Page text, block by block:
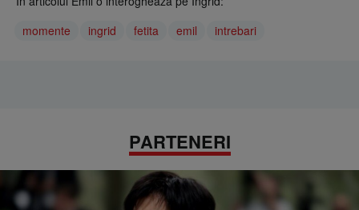
momente
ingrid fetita emil intrebari
PARTENERI